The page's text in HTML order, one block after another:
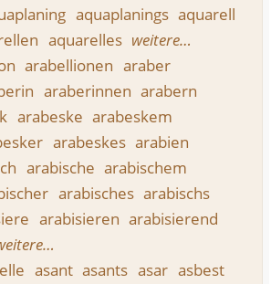
aquaplanings aquarell
aquarelles weitere…
arabellionen araber
araberinnen arabern
arabeske arabeskem
arabeskes arabien
arabische arabischem
arabisches arabischs
arabisieren arabisierend
asant asants asar asbest